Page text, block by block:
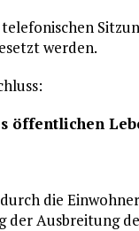
werden.
öffentlichen
die
Ausbreitung